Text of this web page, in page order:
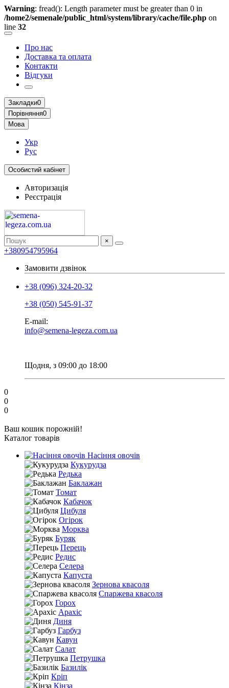
Warning: fread(): Length parameter must be greater than 0 in
/home2/semenale/public_html/system/library/cache/file.php on
line 32
Про нас
Доставка та оплата
Контакти
Відгуки
Закладки0
Порівняння0
Мова
Укр
Рус
Особистий кабінет
Авторизація
Реєстрація
×
+380954795964
Замовити дзвінок
+38 (096) 324-20-32
+38 (050) 545-91-37
E-mail:
info@semena-legeza.com.ua
Щодня, з 09:00 до 18:00
0
0
0
Ваш кошик порожній!
Каталог товарів
Насіння овочів
Кукурудза
Редька
Баклажан
Томат
Кабачок
Цибуля
Огірок
Морква
Буряк
Перець
Редис
Селера
Капуста
Зернова квасоля
Спаржева квасоля
Горох
Арахіс
Диня
Гарбуз
Кавун
Салат
Петрушка
Базилік
Кріп
Кінза